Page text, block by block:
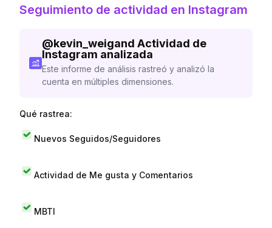
Seguimiento de actividad en Instagram
@kevin_weigand Actividad de
Instagram analizada
Este informe de análisis rastreó y analizó la
cuenta en múltiples dimensiones.
Qué rastrea:
Nuevos Seguidos/Seguidores
Actividad de Me gusta y Comentarios
MBTI